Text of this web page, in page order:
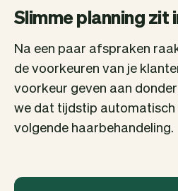
Slimme planning zit
Na een paar afspraken
de voorkeuren van je
voorkeur geven aan
we dat tijdstip automatisch
volgende haarbehandeling.